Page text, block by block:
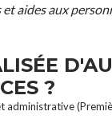
aides aux
?